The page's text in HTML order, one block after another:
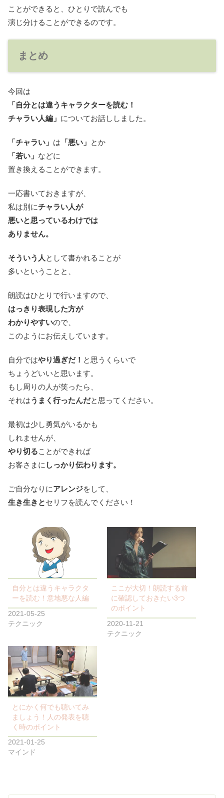
ことができると、ひとりで読んでも
演じ分けることができるのです。
まとめ
今回は
「自分とは違うキャラクターを読む！
チャラい人編」 についてお話ししました。
「チャラい」 は 「悪い」 とか
「若い」 などに
置き換えることができます。
一応書いておきますが、
私は別にチャラい人が
悪いと思っているわけでは
ありません。
そういう人 として書かれることが
多いということと、
朗読はひとりで行いますので、
はっきり表現した方が
わかりやすいので、
このようにお伝えしています。
自分ではやり過ぎだ！ と思うくらいで
ちょうどいいと思います。
もし周りの人が笑ったら、
それはうまく行ったんだと思ってください。
最初は少し勇気がいるかも
しれませんが、
やり切ることができれば
お客さまに しっかり伝わります。
ご自分なりにアレンジをして、
生き生きとセリフを読んでください！
自分とは違うキャラクタ
ーを読む！意地悪な人編
2021-05-25
テクニック
ここが大切！朗読する前
に確認しておきたい3つ
のポイント
2020-11-21
テクニック
とにかく何でも聴いてみ
ましょう！人の発表を聴
く時のポイント
2021-01-25
マインド